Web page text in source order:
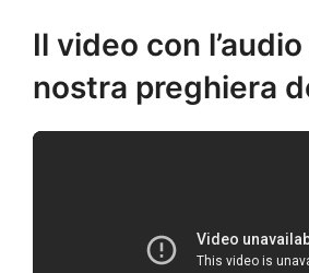
Il video con
nostra preghiera